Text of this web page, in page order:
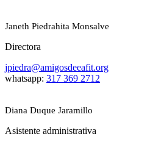
Janeth Piedrahita Monsalve
Directora
jpiedra@amigosdeeafit.org
whatsapp: 317 369 2712
Diana Duque Jaramillo
Asistente administrativa